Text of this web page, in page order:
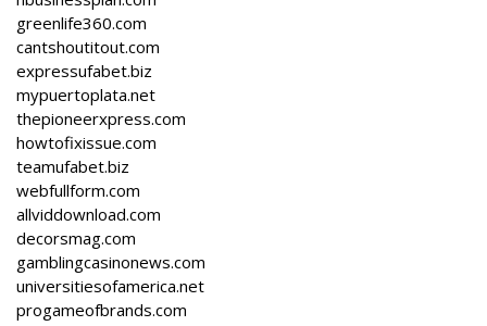
greenlife360.com
cantshoutitout.com
expressufabet.biz
mypuertoplata.net
thepioneerxpress.com
howtofixissue.com
teamufabet.biz
webfullform.com
allviddownload.com
decorsmag.com
gamblingcasinonews.com
universitiesofamerica.net
progameofbrands.com